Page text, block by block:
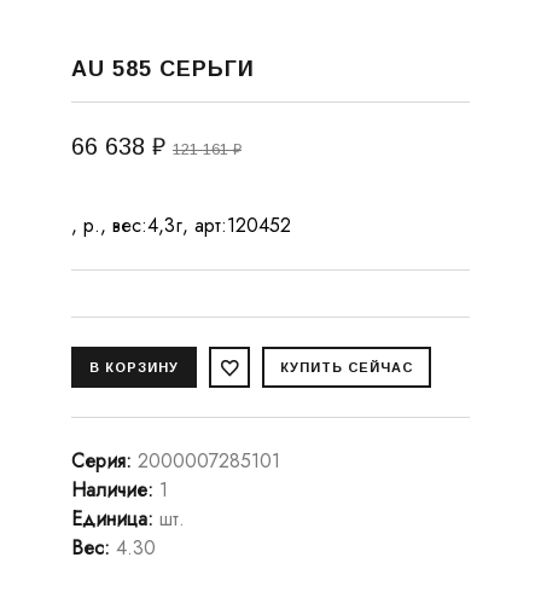
AU 585 СЕРЬГИ
66 638 ₽ 121 161 ₽
, р., вес:4,3г, арт:120452
Серия: 2000007285101
Наличие: 1
Единица: шт.
Вес: 4.30